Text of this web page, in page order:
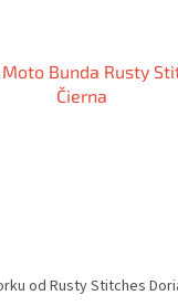
Bunda Rusty
Čierna
od Rusty Stitches